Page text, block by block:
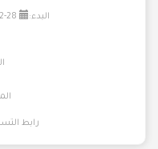
البدء:
رابط